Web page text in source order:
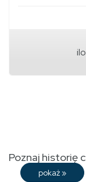
Poznaj historię
pokaż »